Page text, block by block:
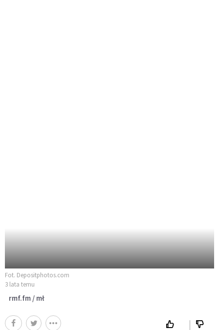
Fot. Depositphotos.com
3 lata temu
rmf.fm / mł